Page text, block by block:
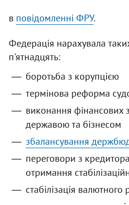
в повідомленні ФРУ.
Федерація нарахувала
п'ятнадцять:
боротьба з корупцією
термінова реформа
виконання фінансових
державою та бізнесом
збалансування
переговори з
отримання
стабілізація валютного